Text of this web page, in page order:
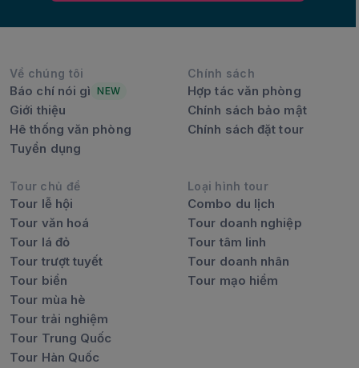
Về chúng tôi
Báo chí nói gì NEW
Giới thiệu
Hê thống văn phòng
Tuyển dụng
Chính sách
Hợp tác văn phòng
Chính sách bảo mật
Chính sách đặt tour
Tour chủ đề
Tour lễ hội
Tour văn hoá
Tour lá đỏ
Tour trượt tuyết
Tour biển
Tour mùa hè
Tour trải nghiệm
Tour Trung Quốc
Tour Hàn Quốc
Loại hình tour
Combo du lịch
Tour doanh nghiệp
Tour tâm linh
Tour doanh nhân
Tour mạo hiểm